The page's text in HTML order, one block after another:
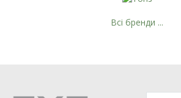
Всі бренди ...